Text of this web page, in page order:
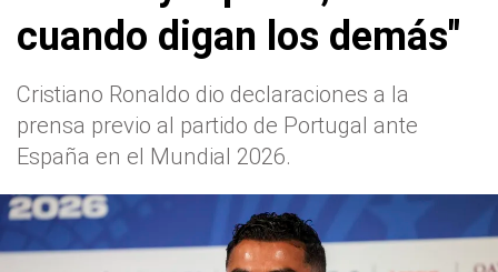
cuando digan los demás"
Cristiano Ronaldo dio declaraciones a la
prensa previo al partido de Portugal ante
España en el Mundial 2026.